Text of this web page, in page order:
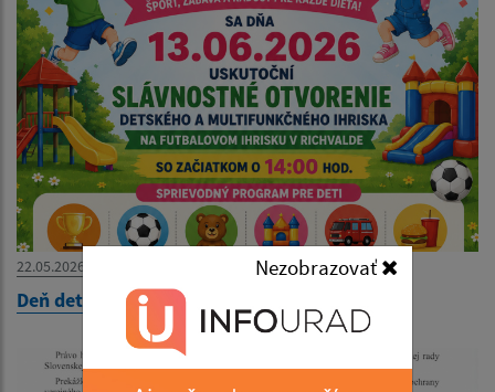
Nezobrazovať
22.05.2026
Deň detí 2026